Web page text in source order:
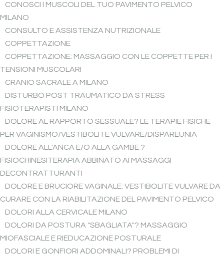
CONOSCI I MUSCOLI DEL TUO PAVIMENTO PELVICO
MILANO
CONSULTO E ASSISTENZA NUTRIZIONALE
COPPETTAZIONE
COPPETTAZIONE: MASSAGGIO CON LE COPPETTE PER I
TENSIONI MUSCOLARI
CRANIO SACRALE A MILANO
DISTURBO POST TRAUMATICO DA STRESS
FISIOTERAPISTI MILANO
DOLORE AL RAPPORTO SESSUALE? LE TERAPIE FISICHE
PER VAGINISMO/VESTIBOLITE VULVARE/DISPAREUNIA
DOLORE ALL'ANCA E/O ALLA GAMBE ?
FISIOCHINESITERAPIA ABBINATO AI MASSAGGI
DECONTRATTURANTI
DOLORE E BRUCIORE VAGINALE: VESTIBOLITE VULVARE DA
CURARE CON LA RIABILITAZIONE DEL PAVIMENTO PELVICO
DOLORI ALLA CERVICALE MILANO
DOLORI DA POSTURA "SBAGLIATA"? MASSAGGIO
MIOFASCIALE E RIEDUCAZIONE POSTURALE
DOLORI E GONFIORI ADDOMINALI? PROBLEMI DI